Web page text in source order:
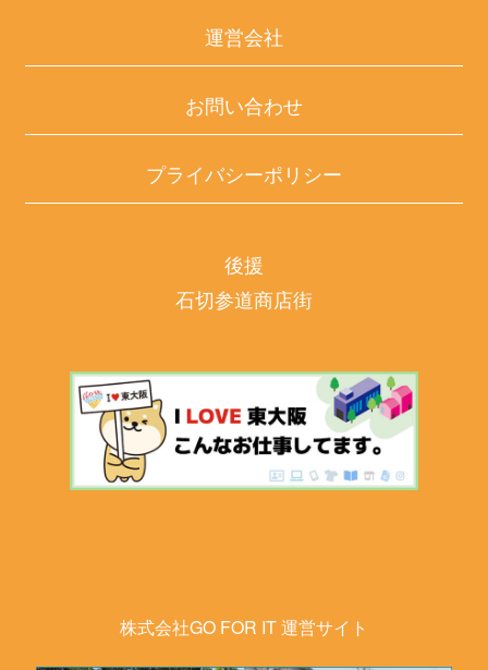
運営会社
お問い合わせ
プライバシーポリシー
後援
石切参道商店街
株式会社GO FOR IT 運営サイト